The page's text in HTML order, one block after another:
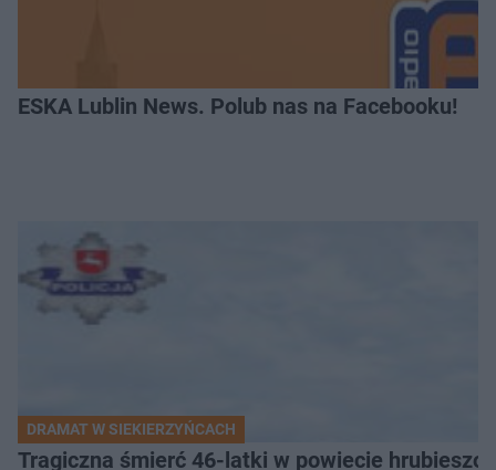
ESKA Lublin News. Polub nas na Facebooku!
DRAMAT W SIEKIERZYŃCACH
Tragiczna śmierć 46-latki w powiecie